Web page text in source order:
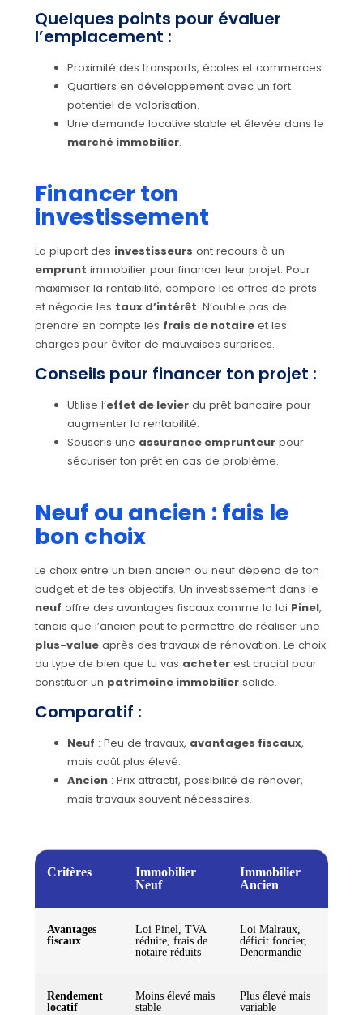
Quelques points pour évaluer
l’emplacement :
Proximité des transports, écoles et commerces.
Quartiers en développement avec un fort
potentiel de valorisation.
Une demande locative stable et élevée dans le
marché immobilier.
Financer ton
investissement
La plupart des investisseurs ont recours à un
emprunt immobilier pour financer leur projet. Pour
maximiser la rentabilité, compare les offres de prêts
et négocie les taux d’intérêt. N’oublie pas de
prendre en compte les frais de notaireet les
charges pour éviter de mauvaises surprises.
Conseils pour financer ton projet :
Utilise l’effet de levierdu prêt bancaire pour
augmenter la rentabilité.
Souscris une assurance emprunteurpour
sécuriser ton prêt en cas de problème.
Neuf ou ancien : fais le
bon choix
Le choix entre un bien ancien ou neuf dépend de ton
budget et de tes objectifs. Un investissement dans le
neuf offre des avantages fiscaux comme la loi Pinel,
tandis que l’ancien peut te permettre de réaliser une
plus-valueaprès des travaux de rénovation. Le choix
du type de bien que tu vas acheterest crucial pour
constituer un patrimoine immobiliersolide.
Comparatif :
Neuf : Peu de travaux, avantages fiscaux,
mais coût plus élevé.
Ancien: Prix attractif, possibilité de rénover,
mais travaux souvent nécessaires.
Critères
Immobilier
Neuf
Immobilier
Ancien
Avantages
fiscaux
Loi Pinel, TVA
réduite, frais de
notaire réduits
Loi Malraux,
déficit foncier,
Denormandie
Rendement
locatif
Moins élevé mais
stable
Plus élevé mais
variable